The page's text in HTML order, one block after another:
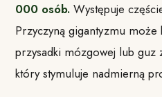
000 osób. Występuje
Przyczyną gigantyzmu może
przysadki mózgowej lub guz
który stymuluje nadmierną